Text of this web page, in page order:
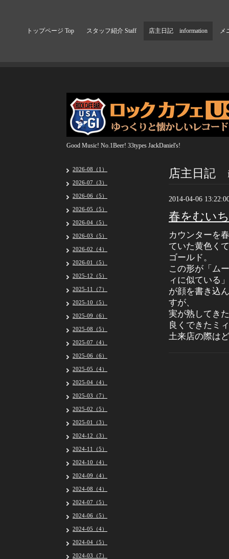
トップページ Top スタッフ紹介 Staff 店主日記 information メ
Good Music! No.1Beer! 33types JackDaniel's!
店主日記
2014-04-06
春をむい
カウンターを
ていた黄色く
ゴールド。
この形が「ム
ィに似ている
が顔を書き込
すが、
実が熟してき
良くできたミ
土来店の際は
2026-08（1）
2026-07（3）
2026-06（5）
2026-05（5）
2026-04（5）
2026-03（5）
2026-02（4）
2026-01（5）
2025-12（5）
2025-11（7）
2025-10（5）
2025-09（6）
2025-08（5）
2025-07（4）
2025-06（6）
2025-05（4）
2025-04（4）
2025-03（7）
2025-02（5）
2025-01（3）
2024-12（3）
2024-11（5）
2024-10（4）
2024-09（4）
2024-08（4）
2024-07（5）
2024-06（5）
2024-05（4）
2024-04（5）
2024-03（7）